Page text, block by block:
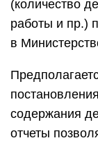
(количество
работы и пр.)
в
содержания
отчеты